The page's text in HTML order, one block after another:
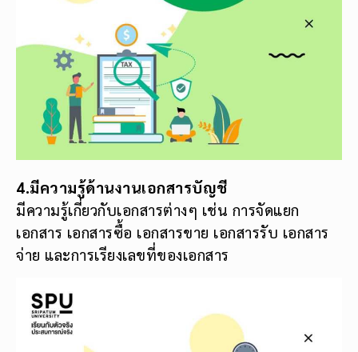
4.มีความรู้ด้านงานเอกสารบัญชี
มีความรู้เกี่ยวกับเอกสารต่างๆ เช่น การจัดแยก
เอกสาร เอกสารซื้อ เอกสารขาย เอกสารรับ เอกสาร
จ่าย และการเรียงเลขที่ของเอกสาร